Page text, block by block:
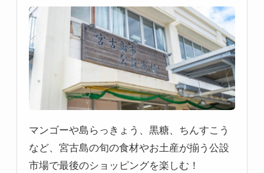
マンゴーや島らっきょう、黒糖、ちんすこう
など、宮古島の旬の食材やお土産が揃う公設
市場で最後のショッピングを楽しむ！